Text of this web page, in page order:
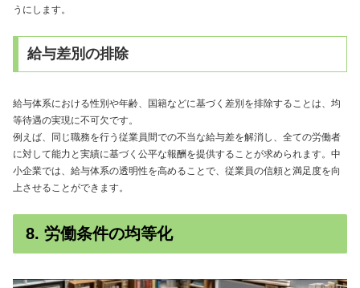
うにします。
給与差別の排除
給与体系における性別や年齢、国籍などに基づく差別を排除することは、均
等待遇の実現に不可欠です。
例えば、同じ職務を行う従業員間での不当な給与差を解消し、全ての労働者
に対して能力と実績に基づく公平な報酬を提供することが求められます。中
小企業では、給与体系の透明性を高めることで、従業員の信頼と満足度を向
上させることができます。
8. 労働条件の均等化